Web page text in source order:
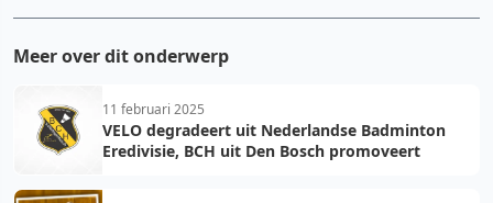
Meer over dit onderwerp
11 februari 2025
VELO degradeert uit Nederlandse Badminton
Eredivisie, BCH uit Den Bosch promoveert